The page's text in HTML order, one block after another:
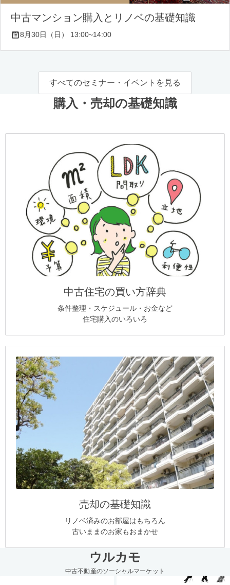
中古マンション購入とリノベの基礎知識
8月30日（日） 13:00~14:00
すべてのセミナー・イベントを見る
購入・売却の基礎知識
中古住宅の買い方辞典
条件整理・スケジュール・お金など
住宅購入のいろいろ
売却の基礎知識
リノベ済みのお部屋はもちろん
古いままのお家もおまかせ
ウルカモ
中古不動産のソーシャルマーケット